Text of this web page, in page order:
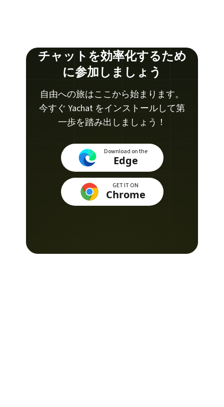
チャットを効率化するため
に参加しましょう
自由への旅はここから始まります。
今すぐ Yachat をインストールして第
一歩を踏み出しましょう！
Download on the
Edge
GET IT ON
Chrome